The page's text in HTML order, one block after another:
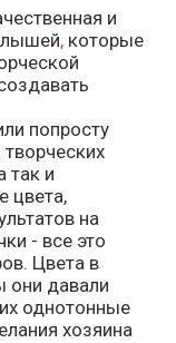
и
, которые
попросту
так и
цвета,
на
- все это
Цвета в
они давали
однотонные
хозяина